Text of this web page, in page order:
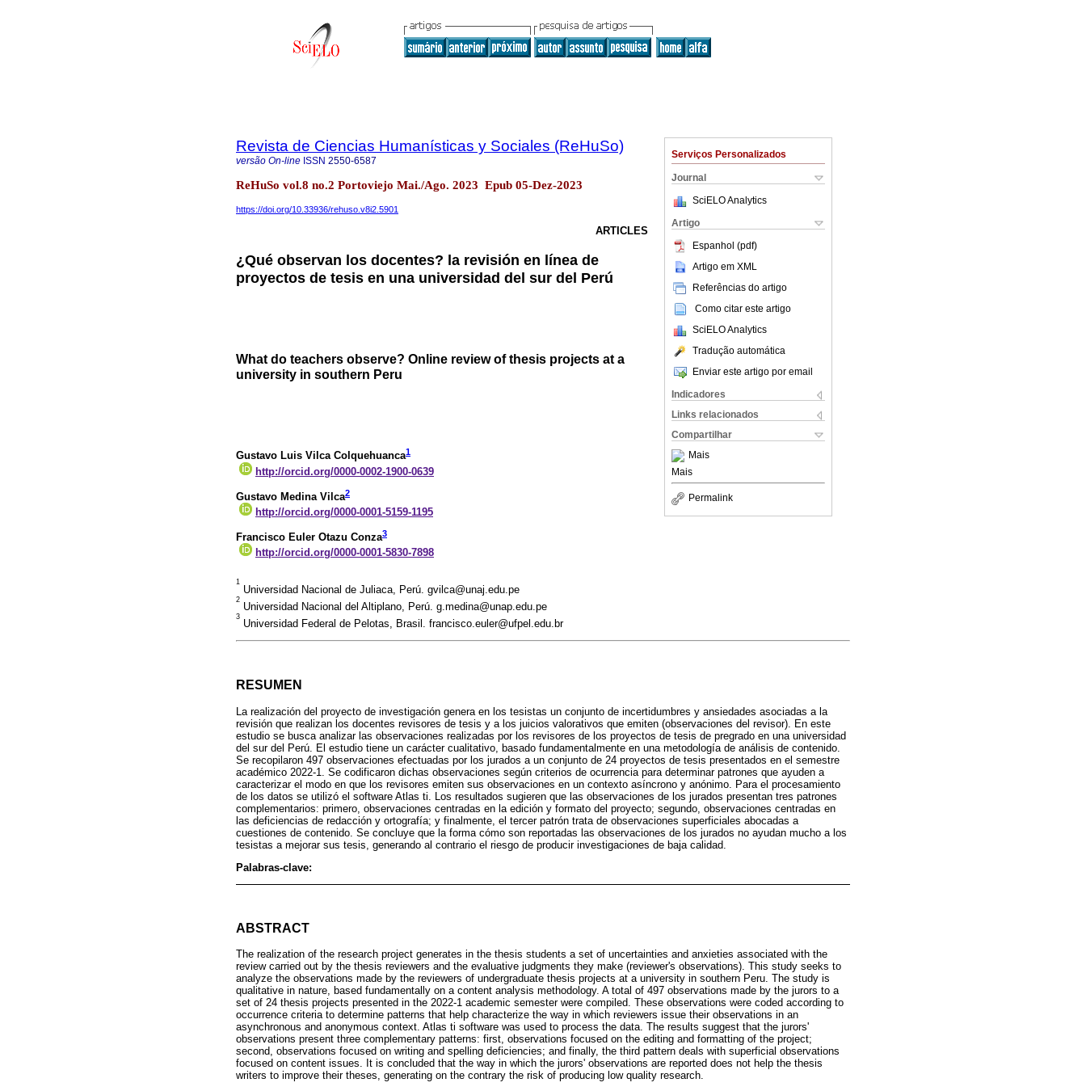
Serviços Personalizados
Journal
SciELO Analytics
Artigo
Espanhol (pdf)
Artigo em XML
Referências do artigo
Como citar este artigo
SciELO Analytics
Tradução automática
Enviar este artigo por email
Indicadores
Links relacionados
Compartilhar
Mais
Mais
Permalink
Revista de Ciencias Humanísticas y Sociales (ReHuSo)
versão On-line ISSN 2550-6587
ReHuSo vol.8 no.2 Portoviejo Mai./Ago. 2023 Epub 05-Dez-2023
https://doi.org/10.33936/rehuso.v8i2.5901
ARTICLES
¿Qué observan los docentes? la revisión en línea de
proyectos de tesis en una universidad del sur del Perú
What do teachers observe? Online review of thesis projects at a
university in southern Peru
Gustavo Luis Vilca Colquehuanca1
http://orcid.org/0000-0002-1900-0639
Gustavo Medina Vilca2
http://orcid.org/0000-0001-5159-1195
Francisco Euler Otazu Conza3
http://orcid.org/0000-0001-5830-7898
1
Universidad Nacional de Juliaca, Perú. gvilca@unaj.edu.pe
2
Universidad Nacional del Altiplano, Perú. g.medina@unap.edu.pe
3
Universidad Federal de Pelotas, Brasil. francisco.euler@ufpel.edu.br
RESUMEN
La realización del proyecto de investigación genera en los tesistas un conjunto de incertidumbres y ansiedades asociadas a la
revisión que realizan los docentes revisores de tesis y a los juicios valorativos que emiten (observaciones del revisor). En este
estudio se busca analizar las observaciones realizadas por los revisores de los proyectos de tesis de pregrado en una universidad
del sur del Perú. El estudio tiene un carácter cualitativo, basado fundamentalmente en una metodología de análisis de contenido.
Se recopilaron 497 observaciones efectuadas por los jurados a un conjunto de 24 proyectos de tesis presentados en el semestre
académico 2022-1. Se codificaron dichas observaciones según criterios de ocurrencia para determinar patrones que ayuden a
caracterizar el modo en que los revisores emiten sus observaciones en un contexto asíncrono y anónimo. Para el procesamiento
de los datos se utilizó el software Atlas ti. Los resultados sugieren que las observaciones de los jurados presentan tres patrones
complementarios: primero, observaciones centradas en la edición y formato del proyecto; segundo, observaciones centradas en
las deficiencias de redacción y ortografía; y finalmente, el tercer patrón trata de observaciones superficiales abocadas a
cuestiones de contenido. Se concluye que la forma cómo son reportadas las observaciones de los jurados no ayudan mucho a los
tesistas a mejorar sus tesis, generando al contrario el riesgo de producir investigaciones de baja calidad.
Palabras-clave:
ABSTRACT
The realization of the research project generates in the thesis students a set of uncertainties and anxieties associated with the
review carried out by the thesis reviewers and the evaluative judgments they make (reviewer's observations). This study seeks to
analyze the observations made by the reviewers of undergraduate thesis projects at a university in southern Peru. The study is
qualitative in nature, based fundamentally on a content analysis methodology. A total of 497 observations made by the jurors to a
set of 24 thesis projects presented in the 2022-1 academic semester were compiled. These observations were coded according to
occurrence criteria to determine patterns that help characterize the way in which reviewers issue their observations in an
asynchronous and anonymous context. Atlas ti software was used to process the data. The results suggest that the jurors'
observations present three complementary patterns: first, observations focused on the editing and formatting of the project;
second, observations focused on writing and spelling deficiencies; and finally, the third pattern deals with superficial observations
focused on content issues. It is concluded that the way in which the jurors' observations are reported does not help the thesis
writers to improve their theses, generating on the contrary the risk of producing low quality research.